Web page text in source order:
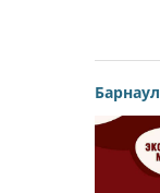
Барнаул